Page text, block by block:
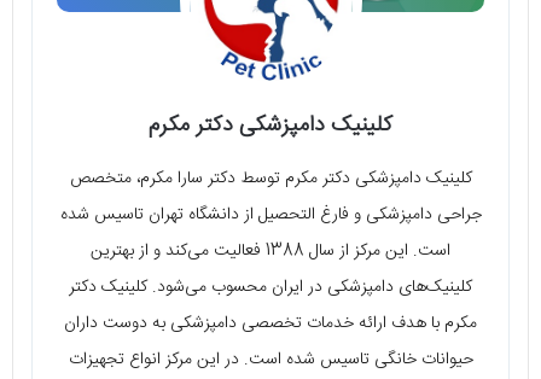
کلینیک دامپزشکی دکتر مکرم
کلینیک دامپزشکی دکتر مکرم توسط دکتر سارا مکرم، متخصص
جراحی دامپزشکی و فارغ التحصیل از دانشگاه تهران تاسیس شده
است. این مرکز از سال 1388 فعالیت می‌کند و از بهترین
کلینیک‌های دامپزشکی در ایران محسوب می‌شود. کلینیک دکتر
مکرم با هدف ارائه خدمات تخصصی دامپزشکی به دوست داران
حیوانات خانگی تاسیس شده است. در این مرکز انواع تجهیزات